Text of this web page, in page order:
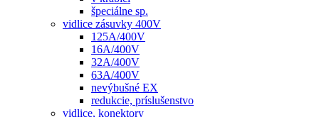
špeciálne sp.
vidlice zásuvky 400V
125A/400V
16A/400V
32A/400V
63A/400V
nevýbušné EX
redukcie, príslušenstvo
vidlice, konektory